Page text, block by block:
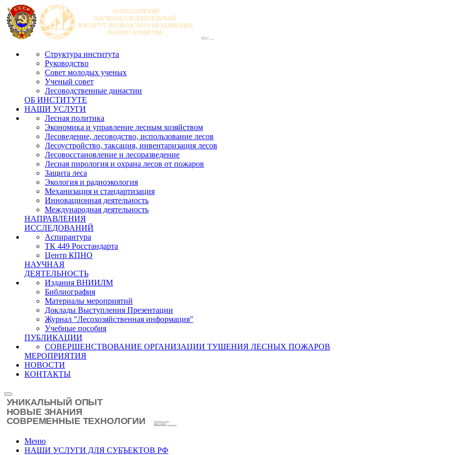
Структура института
Руководство
Совет молодых ученых
Ученый совет
Лесоводственные династии
ОБ ИНСТИТУТЕ
НАШИ УСЛУГИ
Лесная политика
Экономика и управление лесным хозяйством
Лесоведение, лесоводство, использование лесов
Лесоустройство, таксация, инвентаризация лесов
Лесовосстановление и лесоразведение
Лесная пирология и охрана лесов от пожаров
Защита леса
Экология и радиоэкология
Механизация и стандартизация
Инновационная деятельность
Международная деятельность
НАПРАВЛЕНИЯ
ИССЛЕДОВАНИЙ
Аспирантура
ТК 449 Росстандарта
Центр КПНО
НАУЧНАЯ
ДЕЯТЕЛЬНОСТЬ
Издания ВНИИЛМ
Библиография
Материалы мероприятий
Доклады Выступления Презентации
Журнал "Лесохозяйственная информация"
Учебные пособия
ПУБЛИКАЦИИ
СОВЕРШЕНСТВОВАНИЕ ОРГАНИЗАЦИИ ТУШЕНИЯ ЛЕСНЫХ ПОЖАРОВ
МЕРОПРИЯТИЯ
НОВОСТИ
КОНТАКТЫ
Меню
НАШИ УСЛУГИ ДЛЯ СУБЪЕКТОВ РФ